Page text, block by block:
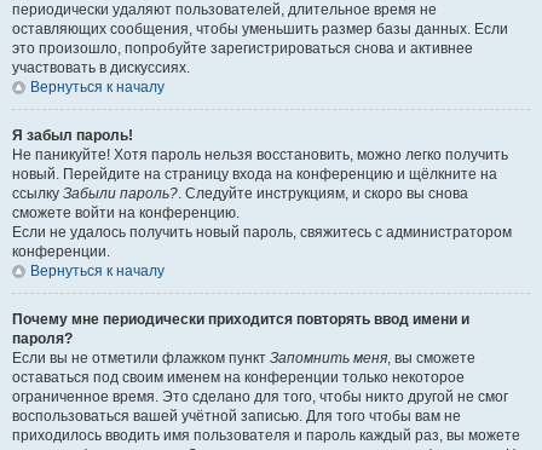
периодически удаляют пользователей, длительное время не
оставляющих сообщения, чтобы уменьшить размер базы данных. Если
это произошло, попробуйте зарегистрироваться снова и активнее
участвовать в дискуссиях.
Вернуться к началу
Я забыл пароль!
Не паникуйте! Хотя пароль нельзя восстановить, можно легко получить
новый. Перейдите на страницу входа на конференцию и щёлкните на
ссылку Забыли пароль?. Следуйте инструкциям, и скоро вы снова
сможете войти на конференцию.
Если не удалось получить новый пароль, свяжитесь с администратором
конференции.
Вернуться к началу
Почему мне периодически приходится повторять ввод имени и
пароля?
Если вы не отметили флажком пункт Запомнить меня, вы сможете
оставаться под своим именем на конференции только некоторое
ограниченное время. Это сделано для того, чтобы никто другой не смог
воспользоваться вашей учётной записью. Для того чтобы вам не
приходилось вводить имя пользователя и пароль каждый раз, вы можете